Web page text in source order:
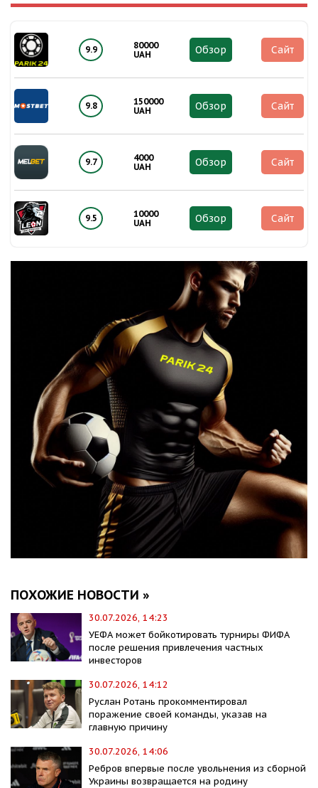
9.9
80000
UAH
Обзор Сайт
9.8
150000
UAH
Обзор Сайт
9.7
4000
UAH
Обзор Сайт
9.5
10000
UAH
Обзор Сайт
ПОХОЖИЕ НОВОСТИ »
30.07.2026, 14:23
УЕФА может бойкотировать турниры ФИФА
после решения привлечения частных
инвесторов
30.07.2026, 14:12
Руслан Ротань прокомментировал
поражение своей команды, указав на
главную причину
30.07.2026, 14:06
Ребров впервые после увольнения из сборной
Украины возвращается на родину